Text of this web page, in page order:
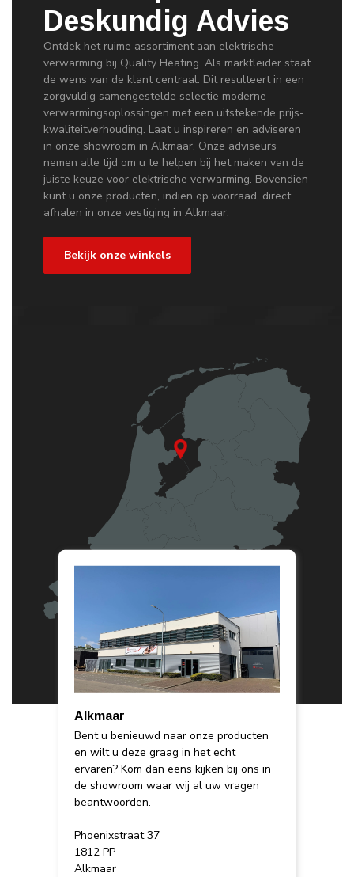
Deskundig Advies
Ontdek het ruime assortiment aan elektrische
verwarming bij Quality Heating. Als marktleider staat
de wens van de klant centraal. Dit resulteert in een
zorgvuldig samengestelde selectie moderne
verwarmingsoplossingen met een uitstekende prijs-
kwaliteitverhouding. Laat u inspireren en adviseren
in onze showroom in Alkmaar. Onze adviseurs
nemen alle tijd om u te helpen bij het maken van de
juiste keuze voor elektrische verwarming. Bovendien
kunt u onze producten, indien op voorraad, direct
afhalen in onze vestiging in Alkmaar.
Bekijk onze winkels
Alkmaar
Bent u benieuwd naar onze producten
en wilt u deze graag in het echt
ervaren? Kom dan eens kijken bij ons in
de showroom waar wij al uw vragen
beantwoorden.
Phoenixstraat 37
1812 PP
Alkmaar